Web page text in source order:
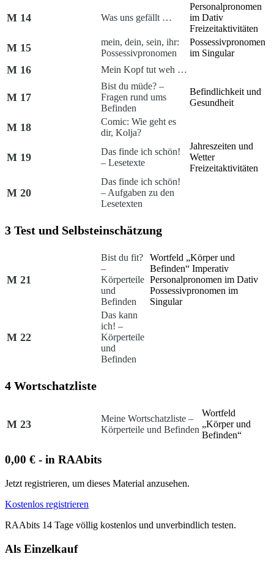
M 14 Was uns gefällt …
Personalpronomen
im Dativ
Freizeitaktivitäten
M 15
mein, dein, sein, ihr:
Possessivpronomen
Possessivpronomen
im Singular
M 16 Mein Kopf tut weh …
M 17
Bist du müde? –
Fragen rund ums
Befinden
Befindlichkeit und
Gesundheit
M 18
Comic: Wie geht es
dir, Kolja?
M 19
Das finde ich schön!
– Lesetexte
Jahreszeiten und
Wetter
Freizeitaktivitäten
M 20
Das finde ich schön!
– Aufgaben zu den
Lesetexten
3 Test und Selbsteinschätzung
M 21
Bist du fit?
–
Körperteile
und
Befinden
Wortfeld „Körper und
Befinden“ Imperativ
Personalpronomen im Dativ
Possessivpronomen im
Singular
M 22
Das kann
ich! –
Körperteile
und
Befinden
4 Wortschatzliste
M 23
Meine Wortschatzliste –
Körperteile und Befinden
Wortfeld
„Körper und
Befinden“
0,00 € - in RAAbits
Jetzt registrieren, um dieses Material anzusehen.
Kostenlos registrieren
RAAbits 14 Tage völlig kostenlos und unverbindlich testen.
Als Einzelkauf